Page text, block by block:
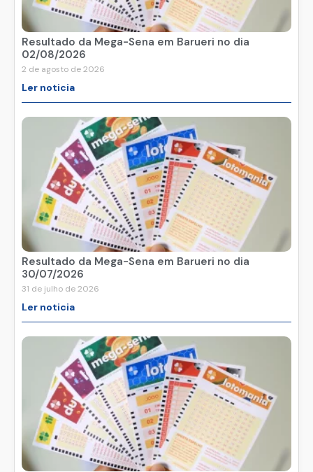
Resultado da Mega-Sena em Barueri no dia
02/08/2026
2 de agosto de 2026
Ler noticia
Resultado da Mega-Sena em Barueri no dia
30/07/2026
31 de julho de 2026
Ler noticia